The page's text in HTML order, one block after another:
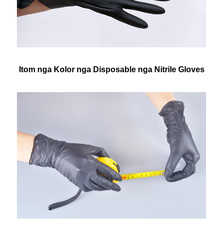
Itom nga Kolor nga Disposable nga Nitrile Gloves